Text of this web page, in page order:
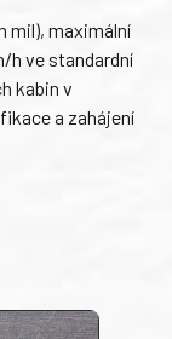
mil), maximální
h ve standardní
kabin v
a zahájení